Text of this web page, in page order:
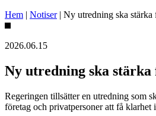
Hem | Notiser| Ny utredning ska stärka
2026.06.15
Ny utredning ska
Regeringen tillsätter en utredning som
företag och privatpersoner att få klarhet